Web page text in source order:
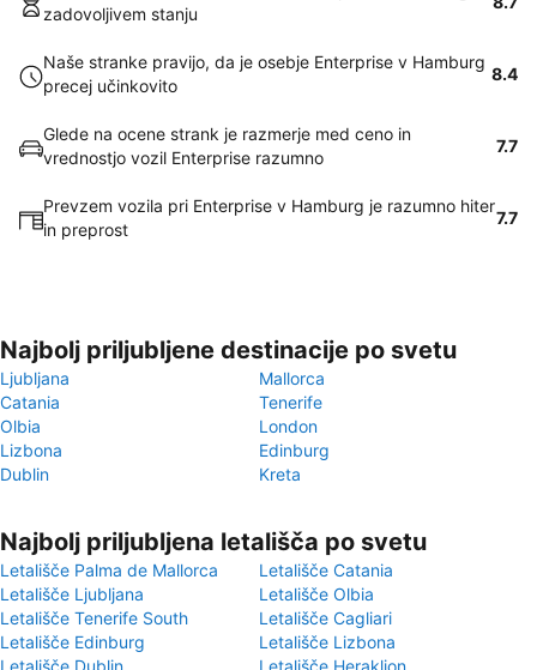
zadovoljivem stanju
Naše stranke pravijo, da je osebje Enterprise v Hamburg
precej učinkovito
8.4
Glede na ocene strank je razmerje med ceno in
vrednostjo vozil Enterprise razumno
7.7
Prevzem vozila pri Enterprise v Hamburg je razumno hiter
in preprost
7.7
Najbolj priljubljene destinacije po svetu
Ljubljana
Mallorca
Catania
Tenerife
Olbia
London
Lizbona
Edinburg
Dublin
Kreta
Najbolj priljubljena letališča po svetu
Letališče Palma de Mallorca
Letališče Catania
Letališče Ljubljana
Letališče Olbia
Letališče Tenerife South
Letališče Cagliari
Letališče Edinburg
Letališče Lizbona
Letališče Dublin
Letališče Heraklion